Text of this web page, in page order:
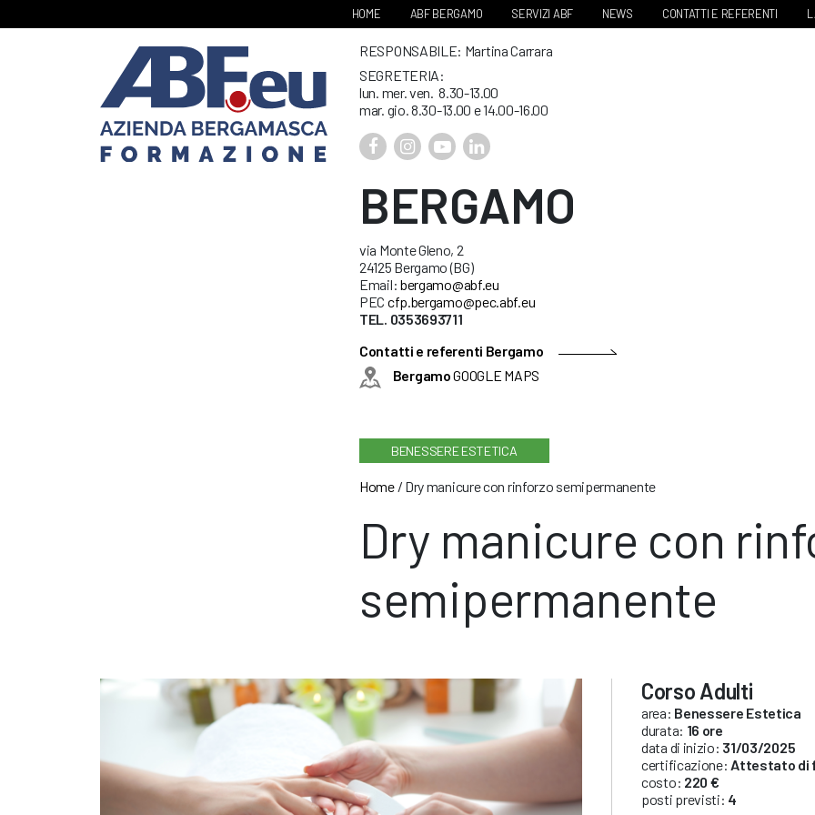
HOME ABF BERGAMO SERVIZI ABF NEWS CONTATTI E REFERENTI
RESPONSABILE: Martina Carrara
SEGRETERIA:
lun. mer. ven. 8.30-13.00
mar. gio. 8.30-13.00 e 14.00-16.00
BERGAMO
via Monte Gleno, 2
24125 Bergamo (BG)
Email: bergamo@abf.eu
PEC cfp.bergamo@pec.abf.eu
TEL. 0353693711
Contatti e referenti Bergamo
BergamoGOOGLE MAPS
BENESSERE ESTETICA
Home/ Dry manicure con rinforzo semipermanente
Dry manicure con
semipermanente
Corso Adulti
area: Benessere Estetica
durata: 16 ore
data di inizio: 31/03/2025
certificazione: Attestato di
costo: 220 €
posti previsti: 4